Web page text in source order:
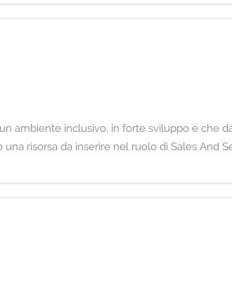
ambiente inclusivo, in forte sviluppo e che
risorsa da inserire nel ruolo di Sales And